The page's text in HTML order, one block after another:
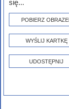
się...
POBIERZ
WYŚLIJ KARTKĘ
UDOSTĘPNIJ